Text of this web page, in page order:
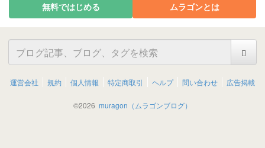
無料ではじめる ムラゴンとは
運営会社 規約 個人情報 特定商取引 ヘルプ 問い合わせ 広告掲載
©2026 muragon（ムラゴンブログ）